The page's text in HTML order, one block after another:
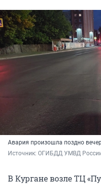
Авария произошла поздно
Источник: ОГИБДД УМВД России
В Кургане возле ТЦ